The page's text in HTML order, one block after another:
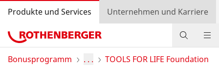
Produkte und Services Unternehmen und Karriere
Produkte
Bonusprogramm . . . TOOLS FOR LIFE Foundation